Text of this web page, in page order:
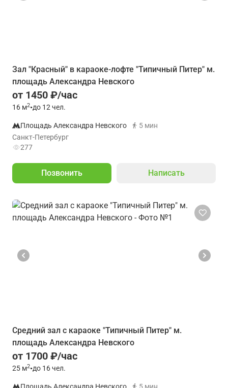
Зал "Красный" в караоке-лофте "Типичный Питер" м.
площадь Александра Невского
от 1450 ₽/час
16 м2•до 12 чел.
Площадь Александра Невского
5 мин
Санкт-Петербург
277
Позвонить Написать
Средний зал с караоке "Типичный Питер" м.
площадь Александра Невского
от 1700 ₽/час
25 м2•до 16 чел.